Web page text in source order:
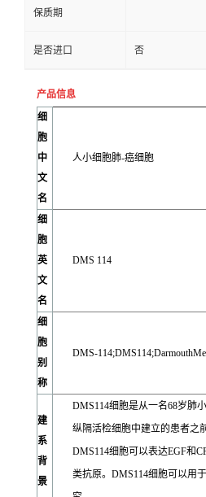
保质期
是否进口 否
产品信息
细
胞
中
文
名
人小细胞肺-癌细胞
细
胞
英
文
名
DMS 114
细
胞
别
称
DMS-
建
系
背
景
DMS114细胞是从一名68岁肺
纵隔活检细胞中建立的患者之
DMS114细胞可以表达EGF和
类抗原。DMS114细胞可以用